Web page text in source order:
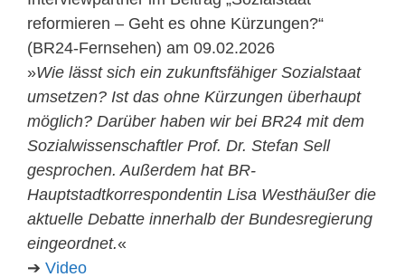
reformieren – Geht es ohne Kürzungen?“
(BR24-Fernsehen) am 09.02.2026
»Wie lässt sich ein zukunftsfähiger Sozialstaat
umsetzen? Ist das ohne Kürzungen überhaupt
möglich? Darüber haben wir bei BR24 mit dem
Sozialwissenschaftler Prof. Dr. Stefan Sell
gesprochen. Außerdem hat BR-
Hauptstadtkorrespondentin Lisa Westhäußer die
aktuelle Debatte innerhalb der Bundesregierung
eingeordnet.«
➔ Video